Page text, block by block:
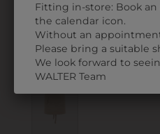
ZULETZT
Fitting in-store: Book
the calendar icon.
Without an
Please bring a suitable
We look forward to
WALTER Team